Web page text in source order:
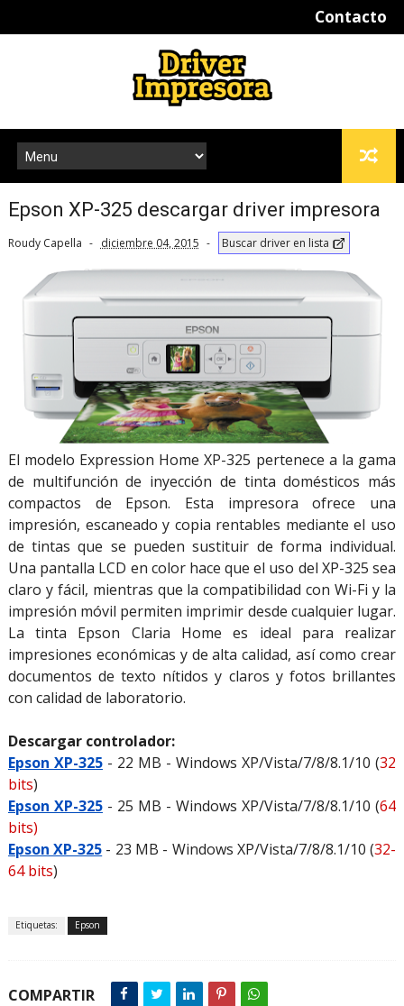
Contacto
Epson XP-325 descargar driver impresora
Roudy Capella diciembre 04, 2015 Buscar driver en lista
El modelo Expression Home XP-325 pertenece a la gama
de multifunción de inyección de tinta domésticos más
compactos de Epson. Esta impresora ofrece una
impresión, escaneado y copia rentables mediante el uso
de tintas que se pueden sustituir de forma individual.
Una pantalla LCD en color hace que el uso del XP-325 sea
claro y fácil, mientras que la compatibilidad con Wi-Fi y la
impresión móvil permiten imprimir desde cualquier lugar.
La tinta Epson Claria Home es ideal para realizar
impresiones económicas y de alta calidad, así como crear
documentos de texto nítidos y claros y fotos brillantes
con calidad de laboratorio.
Descargar controlador:
Epson XP-325- 22 MB - Windows XP/Vista/7/8/8.1/10 (32
bits)
Epson XP-325- 25 MB - Windows XP/Vista/7/8/8.1/10 (64
bits)
Epson XP-325 - 23 MB - Windows XP/Vista/7/8/8.1/10 (32-
64 bits)
Etiquetas: Epson
COMPARTIR